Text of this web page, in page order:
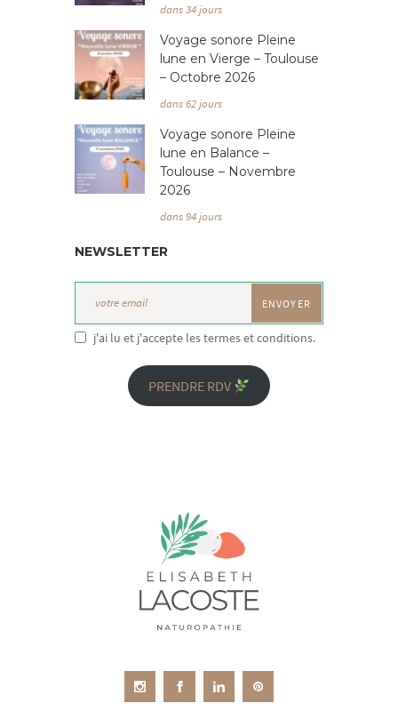
dans 34 jours
Voyage sonore Pleine
lune en Vierge – Toulouse
– Octobre 2026
dans 62 jours
Voyage sonore Pleine
lune en Balance –
Toulouse – Novembre
2026
dans 94 jours
NEWSLETTER
j'ai lu et j'accepte les termes et conditions.
PRENDRE RDV